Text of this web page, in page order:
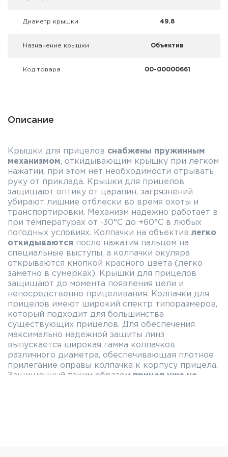
Сигнальные средства
Аксессуары
Комплекты
Диаметр крышки 49.8
Назначение крышки Объектив
Код товара 00-00000661
Описание
Крышки для прицелов снабжены пружинным
механизмом, откидывающим крышку при легком
нажатии, при этом нет необходимости отрывать
руку от приклада. Крышки для прицелов
защищают оптику от царапин, загрязнений
убирают лишние отблески во время охоты и
транспортировки. Механизм надежно работает в
при температурах от -30°С до +60°С в любых
погодных условиях. Колпачки на объектив легко
откидываются после нажатия пальцем на
специальные выступы, а колпачки окуляра
открываются кнопкой красного цвета (легко
заметно в сумерках). Крышки для прицелов
защищают до момента появления цели и
непосредственно прицеливания. Колпачки для
прицелов имеют широкий спектр типоразмеров,
который подходит для большинства
существующих прицелов. Для обеспечения
максимально надежной защиты линз
выпускается широкая гамма колпачков
различного диаметра, обеспечивающая плотное
прилегание оправы колпачка к корпусу прицела.
Защищенный таким образом прицел уже не